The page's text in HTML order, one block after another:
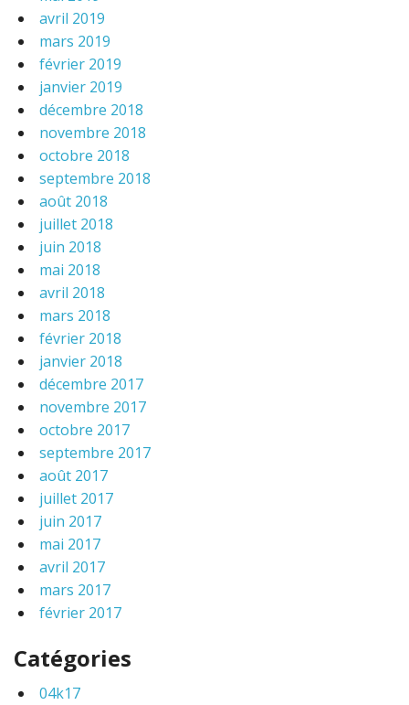
avril 2019
mars 2019
février 2019
janvier 2019
décembre 2018
novembre 2018
octobre 2018
septembre 2018
août 2018
juillet 2018
juin 2018
mai 2018
avril 2018
mars 2018
février 2018
janvier 2018
décembre 2017
novembre 2017
octobre 2017
septembre 2017
août 2017
juillet 2017
juin 2017
mai 2017
avril 2017
mars 2017
février 2017
Catégories
04k17